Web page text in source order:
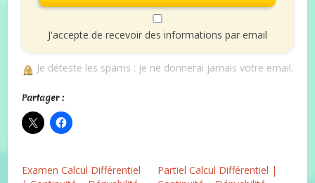
J'accepte de recevoir des informations par email
Je déteste les spams : je ne donnerai jamais votre email.
Partager :
Examen Calcul Différentiel
Partiel Calcul Différentiel |